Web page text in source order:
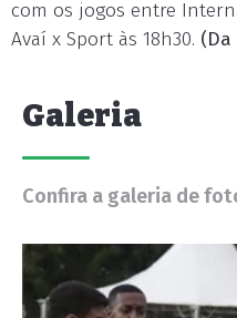
com os jogos entre
Avaí x Sport às 18h30. (Da
Galeria
Confira a galeria de